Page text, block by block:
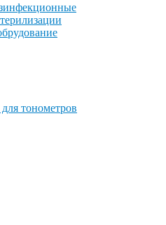
тонометров